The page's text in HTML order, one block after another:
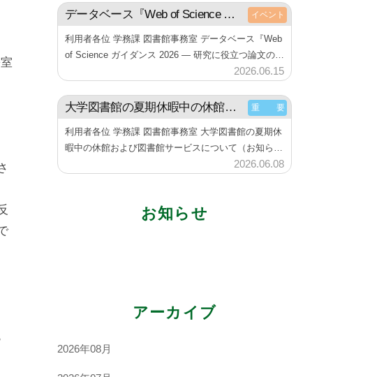
ガイダンス・利用案内（リーフレット）
企画展示アーカイブ
教育研究関連情報
図
館
い。 また、利用する際には必…
2026.06.15
神
図
データベース『Web of Science ガイダンス 2026 ― 研究に役立つ論文の集め方ー』アーカイブ動画の公開について（お知らせ） イベント
利用者各位 学務課 図書館事務室 データベース『Web
of Science ガイダンス 2026 ― 研究に役立つ論文の集
め方ー』アーカイブ動画の公開について（お知らせ）
2026.06.08
大学図書館の夏期休暇中の休館および図書館サービスについて（お知らせ） 重 要
利用者各位 学務課 図書館事務室 大学図書館の夏期休
暇中の休館および図書館サービスについて（お知ら
せ） 【一斉休暇に伴う図書館の休館期間】 2026年8
お知らせ
アーカイブ
2026年08月